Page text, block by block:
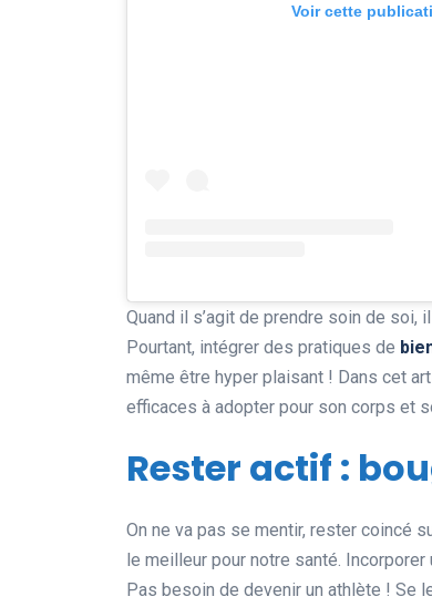
Voir cette
Quand il s’agit de prendre soin de
Pourtant, intégrer des pratiques de
même être hyper plaisant ! Dans cet
efficaces à adopter pour son corps et
Rester actif :
On ne va pas se mentir, rester coincé
le meilleur pour notre santé. Incorporer
Pas besoin de devenir un athlète ! Se